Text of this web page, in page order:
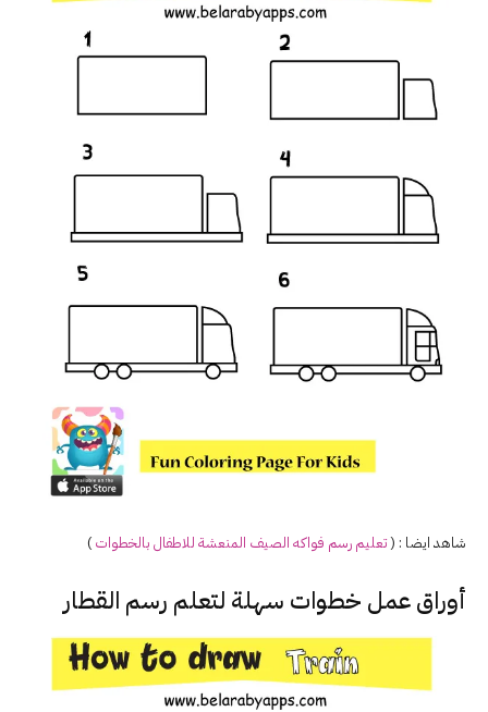
شاهد ايضا : (تعليم رسم فواكه الصيف المنعشة للاطفال بالخطوات )
أوراق عمل خطوات سهلة لتعلم رسم القطار